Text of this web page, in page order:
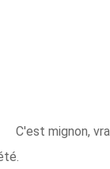
C'est mignon,